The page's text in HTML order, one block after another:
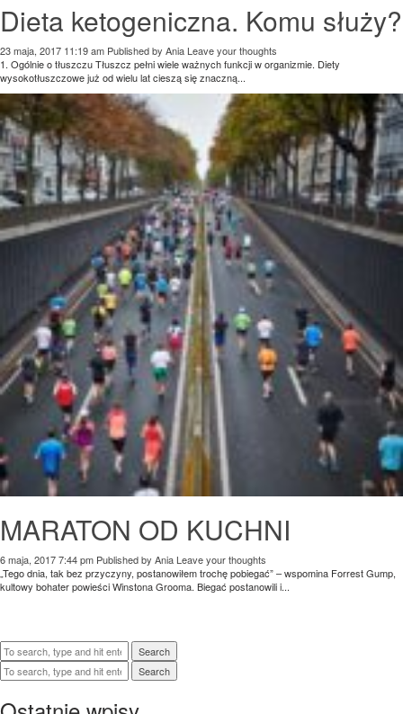
Dieta ketogeniczna. Komu służy?
23 maja, 2017 11:19 am Published by Ania Leave your thoughts
1. Ogólnie o tłuszczu Tłuszcz pełni wiele ważnych funkcji w organizmie. Diety
wysokotłuszczowe już od wielu lat cieszą się znaczną...
MARATON OD KUCHNI
6 maja, 2017 7:44 pm Published by Ania Leave your thoughts
„Tego dnia, tak bez przyczyny, postanowiłem trochę pobiegać” – wspomina Forrest Gump,
kultowy bohater powieści Winstona Grooma. Biegać postanowili i...
Search
Search